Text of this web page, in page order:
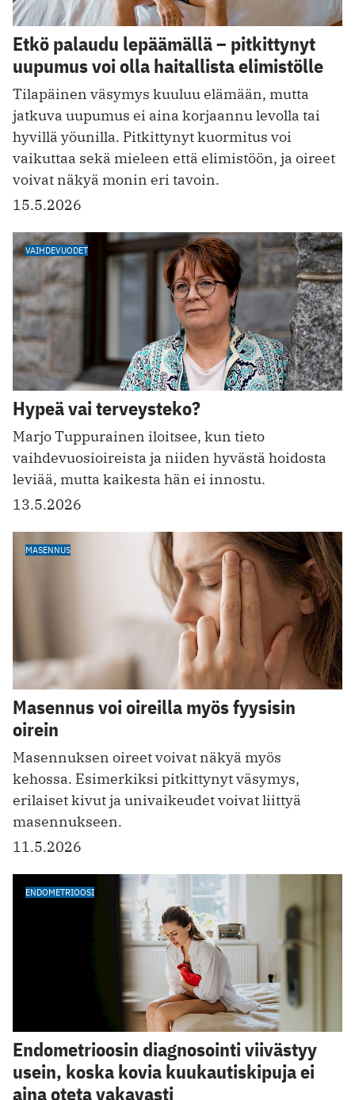
Etkö palaudu lepäämällä – pitkittynyt
uupumus voi olla haitallista elimistölle
Tilapäinen väsymys kuuluu elämään, mutta
jatkuva uupumus ei aina korjaannu levolla tai
hyvillä yöunilla. Pitkittynyt kuormitus voi
vaikuttaa sekä mieleen että elimistöön, ja oireet
voivat näkyä monin eri tavoin.
15.5.2026
VAIHDEVUODET
Hypeä vai terveysteko?
Marjo Tuppurainen iloitsee, kun tieto
vaihdevuosioireista ja niiden hyvästä hoidosta
leviää, mutta kaikesta hän ei innostu.
13.5.2026
MASENNUS
Masennus voi oireilla myös fyysisin
oirein
Masennuksen oireet voivat näkyä myös
kehossa. Esimerkiksi pitkittynyt väsymys,
erilaiset kivut ja univaikeudet voivat liittyä
masennukseen.
11.5.2026
ENDOMETRIOOSI
Endometrioosin diagnosointi viivästyy
usein, koska kovia kuukautiskipuja ei
aina oteta vakavasti